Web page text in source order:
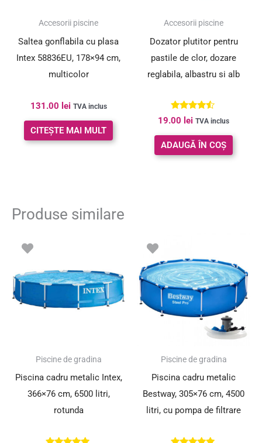
Accesorii piscine
Saltea gonflabila cu plasa
Intex 58836EU, 178×94 cm,
multicolor
131.00 lei TVA inclus
CITEȘTE MAI MULT
Accesorii piscine
Dozator plutitor pentru
pastile de clor, dozare
reglabila, albastru si alb
Evaluat la
4.33
din 5
19.00 lei TVA inclus
ADAUGĂ ÎN COȘ
Produse similare
Piscine de gradina
Piscina cadru metalic Intex,
366×76 cm, 6500 litri,
rotunda
Piscine de gradina
Piscina cadru metalic
Bestway, 305×76 cm, 4500
litri, cu pompa de filtrare